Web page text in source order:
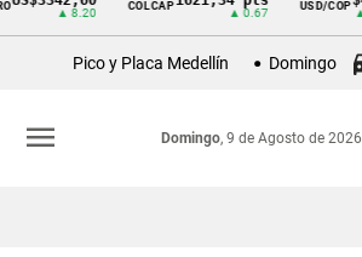
Cintillo
Colombia
COLCAP USD/COP
▲ 0.42
Pico y Placa Medellín Domingo
Domingo, 9 de Agosto de 2026
menu